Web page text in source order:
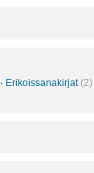
· Erikoissanakirjat (2)